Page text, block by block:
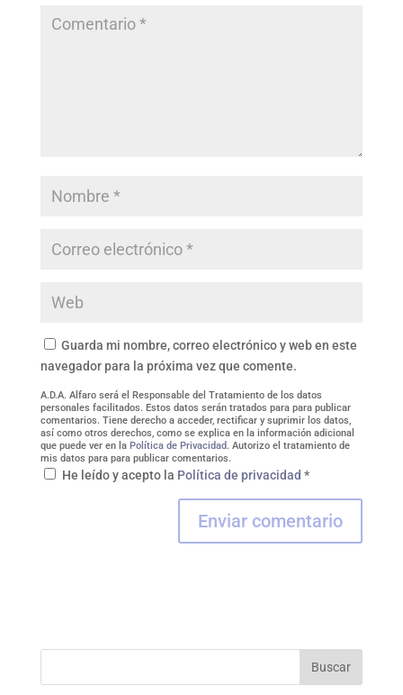
Guarda mi nombre, correo electrónico y web en este
navegador para la próxima vez que comente.
A.D.A. Alfaro será el Responsable del Tratamiento de los datos
personales facilitados. Estos datos serán tratados para para publicar
comentarios. Tiene derecho a acceder, rectificar y suprimir los datos,
así como otros derechos, como se explica en la información adicional
que puede ver en la Política de Privacidad. Autorizo el tratamiento de
mis datos para para publicar comentarios.
He leído y acepto la Política de privacidad *
Buscar